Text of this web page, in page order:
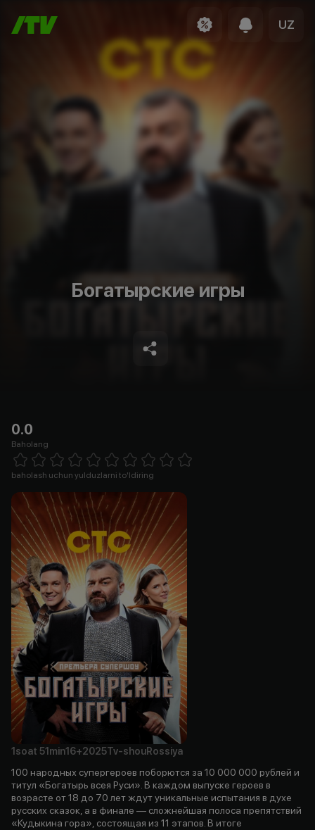
UZ
Богатырские игры
0.0
Baholang
1 Star 2 Stars 3 Stars 4 Stars5 Stars 6 Stars7 Stars8 Stars
baholash uchun yulduzlarni to'ldiring
1soat 51min16+2025Tv-shouRossiya
100 народных супергероев поборются за 10 000 000 рублей и
титул «Богатырь всея Руси». В каждом выпуске героев в
возрасте от 18 до 70 лет ждут уникальные испытания в духе
русских сказок, а в финале — сложнейшая полоса препятствий
«Кудыкина гора», состоящая из 11 этапов. В итоге